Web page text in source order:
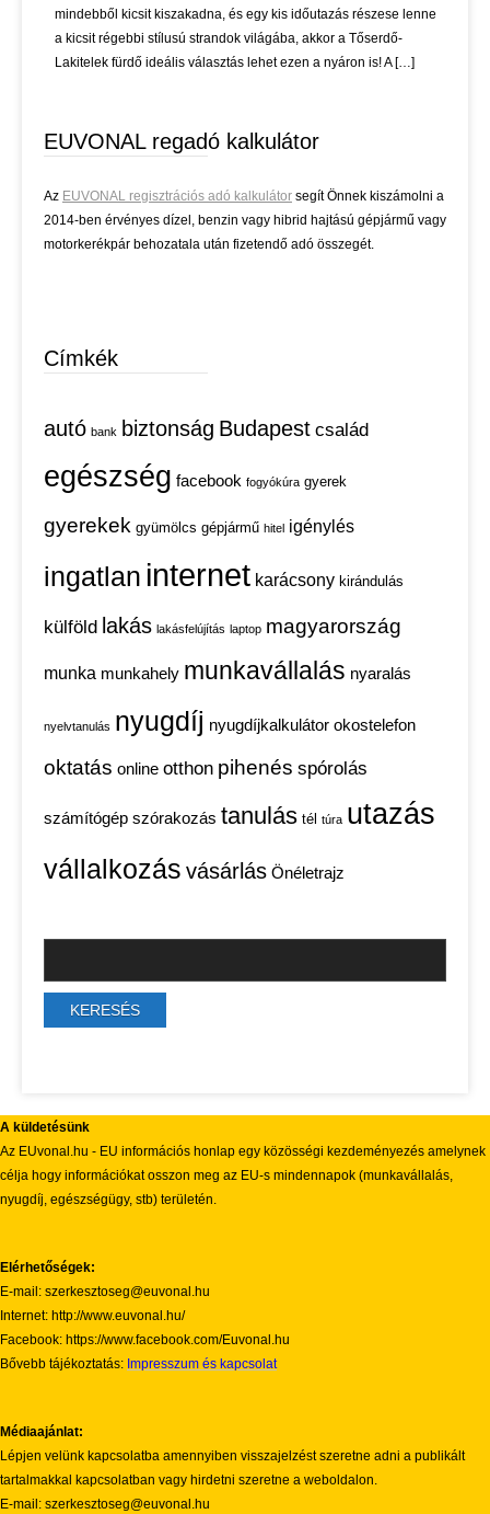
mindebből kicsit kiszakadna, és egy kis időutazás részese lenne
a kicsit régebbi stílusú strandok világába, akkor a Tőserdő-
Lakitelek fürdő ideális választás lehet ezen a nyáron is! A […]
EUVONAL regadó kalkulátor
Az EUVONAL regisztrációs adó kalkulátor segít Önnek kiszámolni a
2014-ben érvényes dízel, benzin vagy hibrid hajtású gépjármű vagy
motorkerékpár behozatala után fizetendő adó összegét.
Címkék
autó bank biztonság Budapest család
egészség facebook fogyókúra gyerek
gyerekek gyümölcs gépjármű hitel igénylés
ingatlan internet karácsony kirándulás
külföld lakás lakásfelújítás laptop magyarország
munka munkahely munkavállalás nyaralás
nyelvtanulás nyugdíj nyugdíjkalkulátor okostelefon
oktatás online otthon pihenés spórolás
számítógép szórakozás tanulás tél túra utazás
vállalkozás vásárlás Önéletrajz
A küldetésünk
Az EUvonal.hu - EU információs honlap egy közösségi kezdeményezés amelynek
célja hogy információkat osszon meg az EU-s mindennapok (munkavállalás,
nyugdíj, egészségügy, stb) területén.
Elérhetőségek:
E-mail: szerkesztoseg@euvonal.hu
Internet: http://www.euvonal.hu/
Facebook: https://www.facebook.com/Euvonal.hu
Bővebb tájékoztatás: Impresszum és kapcsolat
Médiaajánlat:
Lépjen velünk kapcsolatba amennyiben visszajelzést szeretne adni a publikált
tartalmakkal kapcsolatban vagy hirdetni szeretne a weboldalon.
E-mail: szerkesztoseg@euvonal.hu